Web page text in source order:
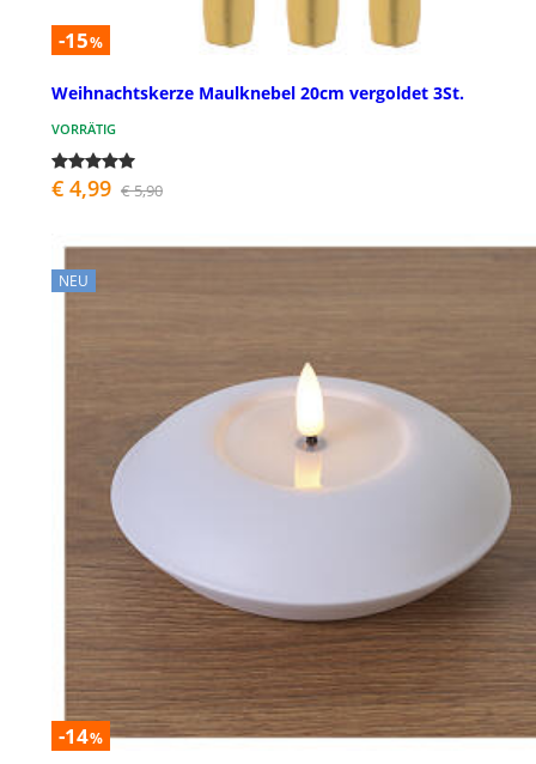
-15%
Weihnachtskerze Maulknebel 20cm vergoldet 3St.
VORRÄTIG
€ 4,99 € 5,90
NEU
-14%